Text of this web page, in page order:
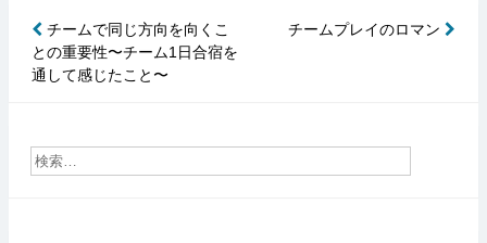
投
稿
ゲ
チームで同じ方向を向くこ
との重要性〜チーム1日合宿を
通して感じたこと〜
チームプレイのロマン